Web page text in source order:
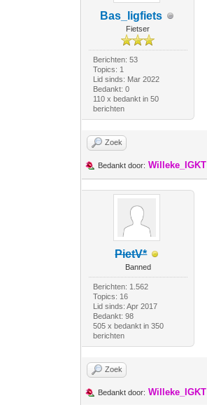
Bas_ligfiets
Fietser
Berichten: 53
Topics: 1
Lid sinds: Mar 2022
Bedankt: 0
110 x bedankt in 50
berichten
Zoek
Bedankt door: Willeke_IGKT
PietV*
Banned
Berichten: 1.562
Topics: 16
Lid sinds: Apr 2017
Bedankt: 98
505 x bedankt in 350
berichten
Zoek
Bedankt door: Willeke_IGKT